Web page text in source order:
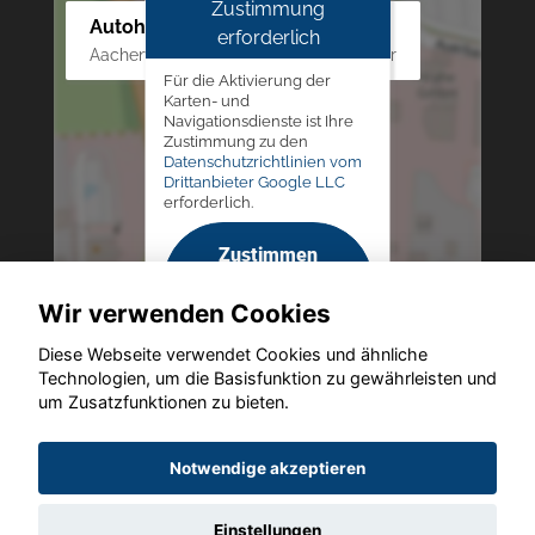
Autohaus Westphal
Aachener Str. 84 - 88, 52249 Eschweiler
Zustimmung
erforderlich
Für die Aktivierung der
Karten- und
Navigationsdienste ist Ihre
Zustimmung zu den
Datenschutzrichtlinien vom
Drittanbieter Google LLC
erforderlich.
Zustimmen
aktivieren
Copyright © 2026. Autohaus Westphal
Wir verwenden Cookies
Diese Webseite verwendet Cookies und ähnliche
Technologien, um die Basisfunktion zu gewährleisten und
um Zusatzfunktionen zu bieten.
Notwendige akzeptieren
Einstellungen